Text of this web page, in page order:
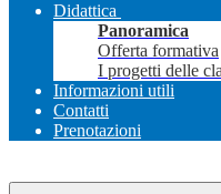
Didattica
Panoramica
Offerta formativa
I progetti delle
Informazioni utili
Contatti
Prenotazioni